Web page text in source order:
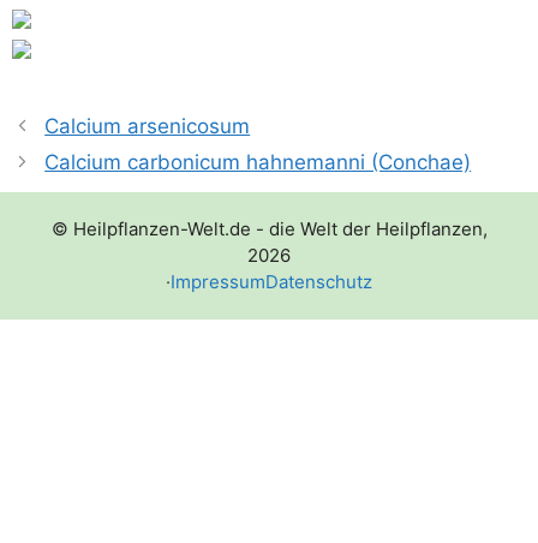
Calcium arsenicosum
Calcium carbonicum hahnemanni (Conchae)
© Heilpflanzen-Welt.de - die Welt der Heilpflanzen,
2026
·ImpressumDatenschutz